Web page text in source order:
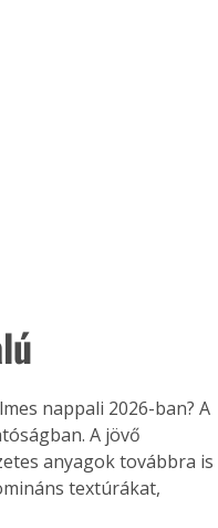
nappali 2026-ban? A
A jövő
anyagok továbbra is
textúrákat,